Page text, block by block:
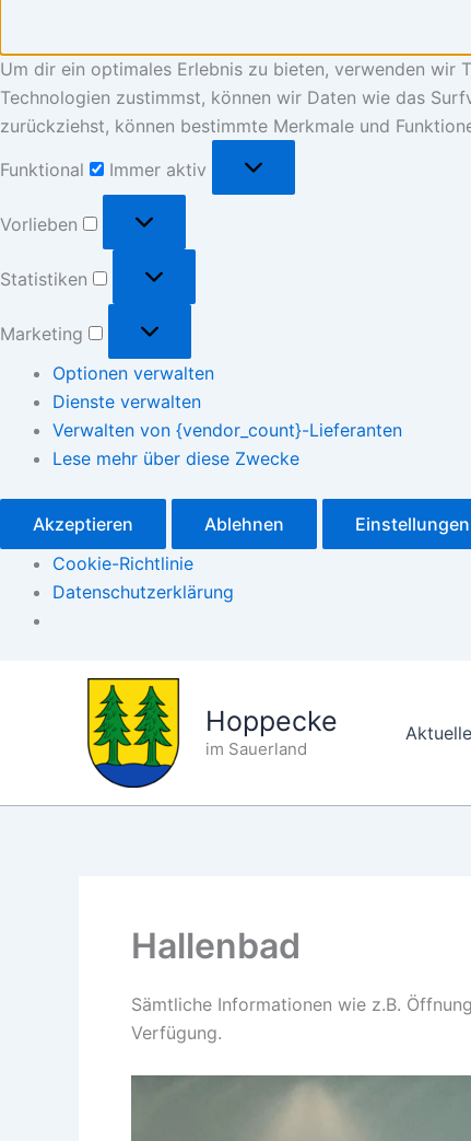
Um dir ein optimales Erlebnis zu bieten, verwenden wir
Technologien zustimmst, können wir Daten wie das
zurückziehst, können bestimmte Merkmale und
Funktional
Immer aktiv
Vorlieben
Statistiken
Marketing
Optionen verwalten
Dienste verwalten
Verwalten von {vendor_count}-Lieferanten
Lese mehr über diese Zwecke
Akzeptieren Ablehnen
Cookie-Richtlinie
Datenschutzerklärung
Hoppecke
im Sauerland
Hallenbad
Sämtliche Informationen wie z.B.
Verfügung.